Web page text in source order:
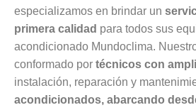
especializamos en brindar un
primera calidad para todos sus
acondicionado Mundoclima.
conformado por técnicos con
instalación, reparación y
acondicionados, abarcando